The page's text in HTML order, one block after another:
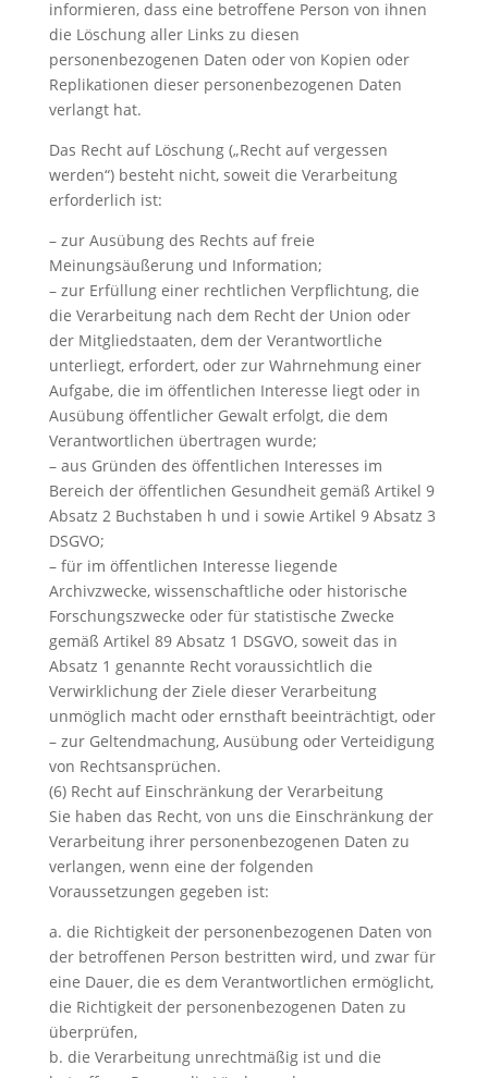
informieren, dass eine betroffene Person von ihnen
die Löschung aller Links zu diesen
personenbezogenen Daten oder von Kopien oder
Replikationen dieser personenbezogenen Daten
verlangt hat.
Das Recht auf Löschung („Recht auf vergessen
werden“) besteht nicht, soweit die Verarbeitung
erforderlich ist:
– zur Ausübung des Rechts auf freie
Meinungsäußerung und Information;
– zur Erfüllung einer rechtlichen Verpflichtung, die
die Verarbeitung nach dem Recht der Union oder
der Mitgliedstaaten, dem der Verantwortliche
unterliegt, erfordert, oder zur Wahrnehmung einer
Aufgabe, die im öffentlichen Interesse liegt oder in
Ausübung öffentlicher Gewalt erfolgt, die dem
Verantwortlichen übertragen wurde;
– aus Gründen des öffentlichen Interesses im
Bereich der öffentlichen Gesundheit gemäß Artikel 9
Absatz 2 Buchstaben h und i sowie Artikel 9 Absatz 3
DSGVO;
– für im öffentlichen Interesse liegende
Archivzwecke, wissenschaftliche oder historische
Forschungszwecke oder für statistische Zwecke
gemäß Artikel 89 Absatz 1 DSGVO, soweit das in
Absatz 1 genannte Recht voraussichtlich die
Verwirklichung der Ziele dieser Verarbeitung
unmöglich macht oder ernsthaft beeinträchtigt, oder
– zur Geltendmachung, Ausübung oder Verteidigung
von Rechtsansprüchen.
(6) Recht auf Einschränkung der Verarbeitung
Sie haben das Recht, von uns die Einschränkung der
Verarbeitung ihrer personenbezogenen Daten zu
verlangen, wenn eine der folgenden
Voraussetzungen gegeben ist:
a. die Richtigkeit der personenbezogenen Daten von
der betroffenen Person bestritten wird, und zwar für
eine Dauer, die es dem Verantwortlichen ermöglicht,
die Richtigkeit der personenbezogenen Daten zu
überprüfen,
b. die Verarbeitung unrechtmäßig ist und die